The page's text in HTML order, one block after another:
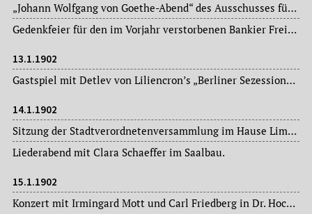
„Johann Wolfgang von Goethe-Abend“ des Ausschusses für Volksunterhaltung in Dr. Hoch’s Konservatorium.
Gedenkfeier für den im Vorjahr verstorbenen Bankier Freiherr Wilhelm Carl, genannt Willy, von Rothschild (1828-1901) in der Westendsynagoge. Mit seinem Tod ist die männliche Linie des Frankfurter Zweigs der Rothschilds erloschen.
13.1.1902
Gastspiel mit Detlev von Liliencron’s „Berliner Sezessionstheater“ im Saal des Kaufmännischen Vereins.
14.1.1902
Sitzung der Stadtverordnetenversammlung im Hause Limpurg: Magistratsvorlagen, Ausschussberichte.
Liederabend mit Clara Schaeffer im Saalbau.
15.1.1902
Konzert mit Irmingard Mott und Carl Friedberg in Dr. Hoch’s Konservatorium.